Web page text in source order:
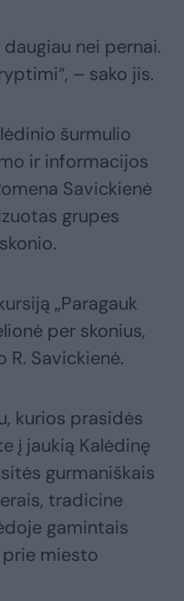
nei pernai.
– sako jis.
šurmulio
ir informacijos
Savickienė
grupes
„Paragauk
per skonius,
R. Savickienė.
kurios prasidės
į jaukią Kalėdinę
gurmaniškais
tradicine
gamintais
miesto